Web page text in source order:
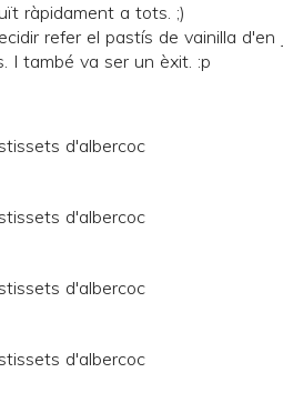
ràpidament a tots. ;)
refer el pastís de vainilla d'en
I també va ser un èxit. :p